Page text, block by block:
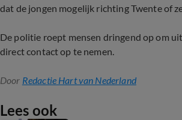
dat de jongen mogelijk richting Twente of
De politie roept mensen dringend op om
direct contact op te nemen.
Door Redactie Hart van Nederland
Lees ook